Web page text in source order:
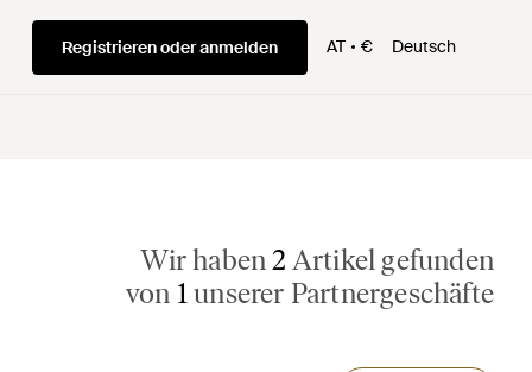
Registrieren oder anmelden AT € Deutsch
Wir haben2 Artikel gefunden
von 1unserer Partnergeschäfte